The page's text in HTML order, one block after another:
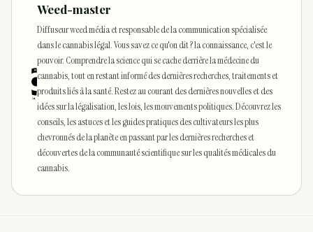
Weed-master
Diffuseur weed média et responsable de la communication spécialisée
dans le cannabis légal. Vous savez ce qu'on dit ? la connaissance, c'est le
pouvoir. Comprendre la science qui se cache derrière la médecine du
cannabis, tout en restant informé des dernières recherches, traitements et
produits liés à la santé. Restez au courant des dernières nouvelles et des
idées sur la légalisation, les lois, les mouvements politiques. Découvrez les
conseils, les astuces et les guides pratiques des cultivateurs les plus
chevronnés de la planète en passant par les dernières recherches et
découvertes de la communauté scientifique sur les qualités médicales du
cannabis.